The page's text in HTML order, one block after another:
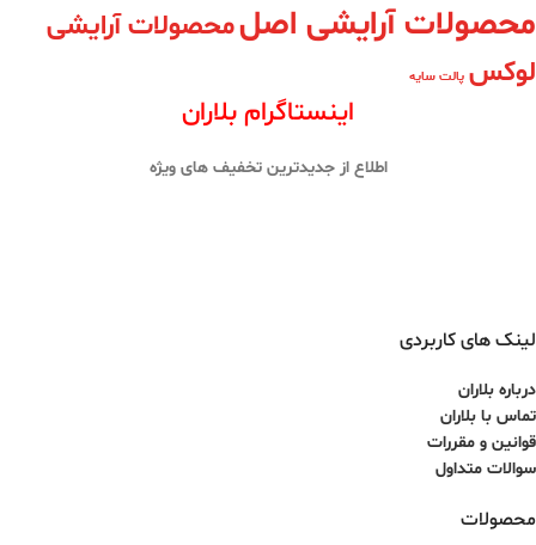
محصولات آرایشی اصلمحصولات آرایشی
لوکس پالت سایه
اینستاگرام بلاران
اطلاع از جدیدترین تخفیف های ویژه
لینک های کاربردی
درباره بلاران
تماس با بلاران
قوانین و مقررات
سوالات متداول
محصولات